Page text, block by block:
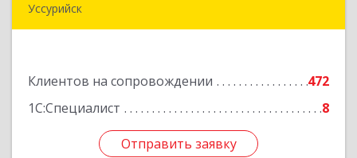
Уссурийск
Клиентов на сопровождении
472
1С:Специалист
8
Отправить заявку
Подробнее
Отправить заявку